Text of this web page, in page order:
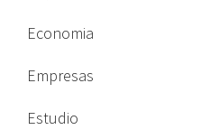
Economia
Empresas
Estudio